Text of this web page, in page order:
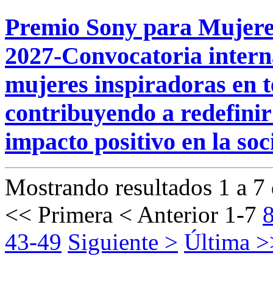
Premio Sony para
2027-Convocatoria
mujeres inspiradoras en
contribuyendo a
impacto positivo en la
Mostrando resultados 1 a
<< Primera < Anterior 1-7
43-49 Siguiente > Última